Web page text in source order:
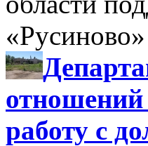
«Русиново»
работу с